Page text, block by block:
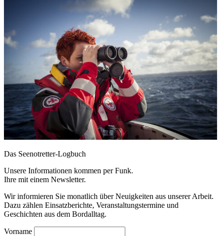
Das Seenotretter-Logbuch
Unsere Informationen kommen per Funk.
Ihre mit einem Newsletter.
Wir informieren Sie monatlich über Neuigkeiten aus unserer Arbeit.
Dazu zählen Einsatzberichte, Veranstaltungstermine und
Geschichten aus dem Bordalltag.
Vorname